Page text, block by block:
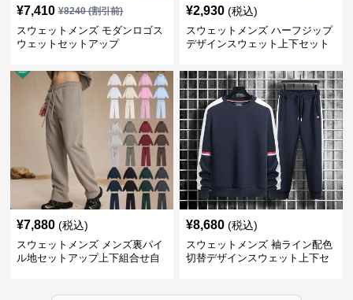
¥7,410 ¥8240(割引前)
スウェットメンズ モダンロゴス
ウェットセットアップ
¥2,930 (税込)
スウェットメンズ ハーフジップ
デザインスウェット上下セット
¥7,880 (税込)
スウェットメンズ メンズ裏パイ
ル地セットアップ上下組合せ自
¥8,680 (税込)
スウェットメンズ 袖ライン配色
切替デザインスウェット上下セ